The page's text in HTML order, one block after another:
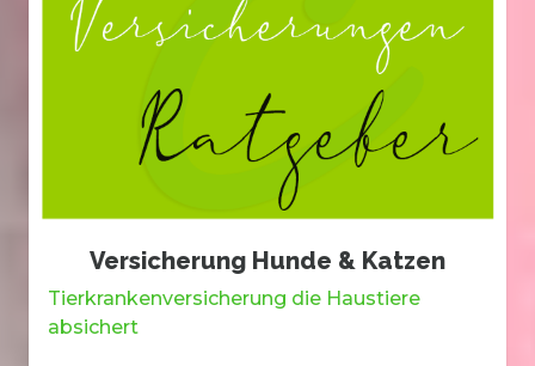
Versicherung Hunde & Katzen
Tierkrankenversicherung die Haustiere
absichert